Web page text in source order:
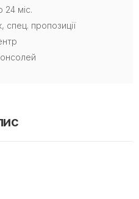
24 міс.
спец. пропозиції